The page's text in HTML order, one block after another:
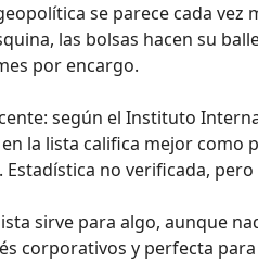
se parece cada
las bolsas hacen su
por encargo.
según el Instituto
la lista califica mejor como
Estadística no verificada,
sirve para algo, aunque
corporativos y perfecta